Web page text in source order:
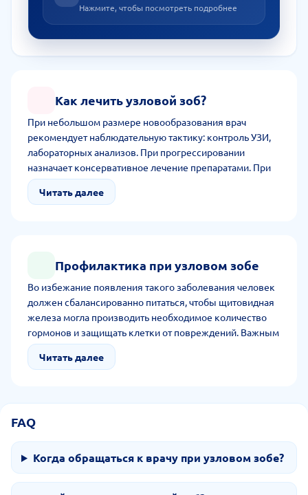
Нажмите, чтобы посмотреть подробнее
Как лечить узловой зоб?
При небольшом размере новообразования врач
рекомендует наблюдательную тактику: контроль УЗИ,
лабораторных анализов. При прогрессировании
назначает консервативное лечение препаратами. При
ощущении сдавливания трахеи, подтверждении
нарушения работы других органов доктор предлагает
Читать далее
Профилактика при узловом зобе
Во избежание появления такого заболевания человек
должен сбалансированно питаться, чтобы щитовидная
железа могла производить необходимое количество
гормонов и защищать клетки от повреждений. Важным
аспектом профилактики является своевременная
консультация эндокринолога, сдача лабораторных
стресса и ведение здорового, активного образа жизни.
Читать далее
FAQ
Когда обращаться к врачу при узловом зобе?